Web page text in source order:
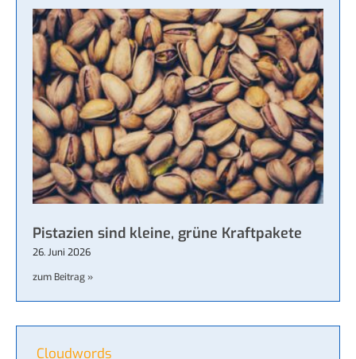
Pistazien sind kleine, grüne Kraftpakete
26. Juni 2026
zum Beitrag »
Cloudwords